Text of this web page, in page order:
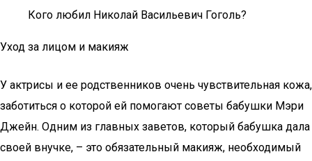
Кого любил Николай Васильевич Гоголь?
Уход за лицом и макияж
У актрисы и ее родственников очень чувствительная кожа,
заботиться о которой ей помогают советы бабушки Мэри
Джейн. Одним из главных заветов, который бабушка дала
своей внучке, – это обязательный макияж, необходимый